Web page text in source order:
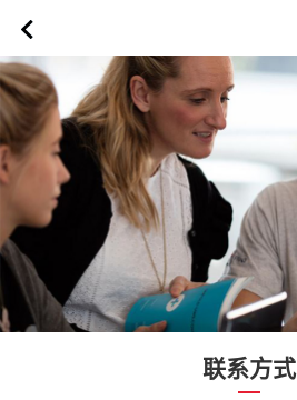
简体中文
首页
关于西苏格兰大学
专业课程
申请指南
新闻
UWS社区
合作伙伴
联系方式
联系方式